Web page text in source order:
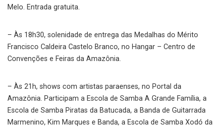
Melo. Entrada gratuita.
– Às 18h30, solenidade de entrega das Medalhas do Mérito
Francisco Caldeira Castelo Branco, no Hangar – Centro de
Convenções e Feiras da Amazônia.
– Às 21h, shows com artistas paraenses, no Portal da
Amazônia. Participam a Escola de Samba A Grande Família, a
Escola de Samba Piratas da Batucada, a Banda de Guitarrada
Marmenino, Kim Marques e Banda, a Escola de Samba Xodó da